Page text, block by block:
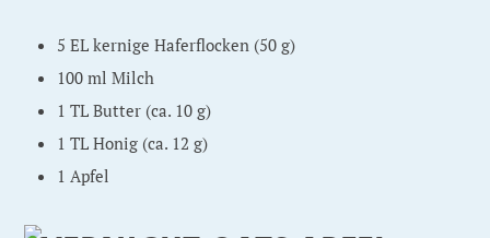
5 EL kernige Haferflocken (50 g)
100 ml Milch
1 TL Butter (ca. 10 g)
1 TL Honig (ca. 12 g)
1 Apfel